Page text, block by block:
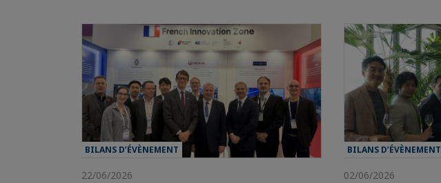
BILANS D’ÉVÈNEMENT
22/06/2026
BILANS D’ÉVÈNEMENT
02/06/2026